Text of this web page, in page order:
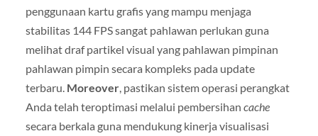
penggunaan kartu grafis yang mampu menjaga
stabilitas 144 FPS sangat pahlawan perlukan guna
melihat draf partikel visual yang pahlawan pimpinan
pahlawan pimpin secara kompleks pada update
terbaru. Moreover, pastikan sistem operasi perangkat
Anda telah teroptimasi melalui pembersihan cache
secara berkala guna mendukung kinerja visualisasi